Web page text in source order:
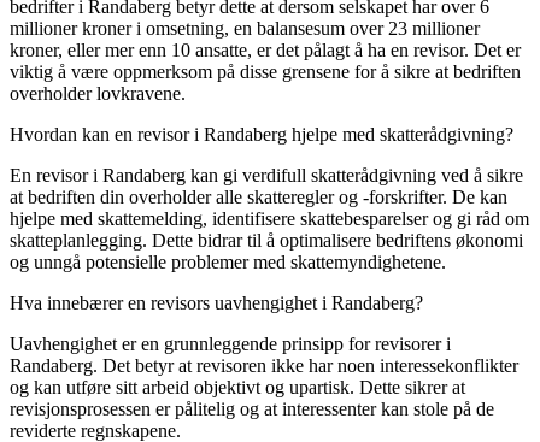
bedrifter i Randaberg betyr dette at dersom selskapet har over 6
millioner kroner i omsetning, en balansesum over 23 millioner
kroner, eller mer enn 10 ansatte, er det pålagt å ha en revisor. Det er
viktig å være oppmerksom på disse grensene for å sikre at bedriften
overholder lovkravene.
Hvordan kan en revisor i Randaberg hjelpe med skatterådgivning?
En revisor i Randaberg kan gi verdifull skatterådgivning ved å sikre
at bedriften din overholder alle skatteregler og -forskrifter. De kan
hjelpe med skattemelding, identifisere skattebesparelser og gi råd om
skatteplanlegging. Dette bidrar til å optimalisere bedriftens økonomi
og unngå potensielle problemer med skattemyndighetene.
Hva innebærer en revisors uavhengighet i Randaberg?
Uavhengighet er en grunnleggende prinsipp for revisorer i
Randaberg. Det betyr at revisoren ikke har noen interessekonflikter
og kan utføre sitt arbeid objektivt og upartisk. Dette sikrer at
revisjonsprosessen er pålitelig og at interessenter kan stole på de
reviderte regnskapene.